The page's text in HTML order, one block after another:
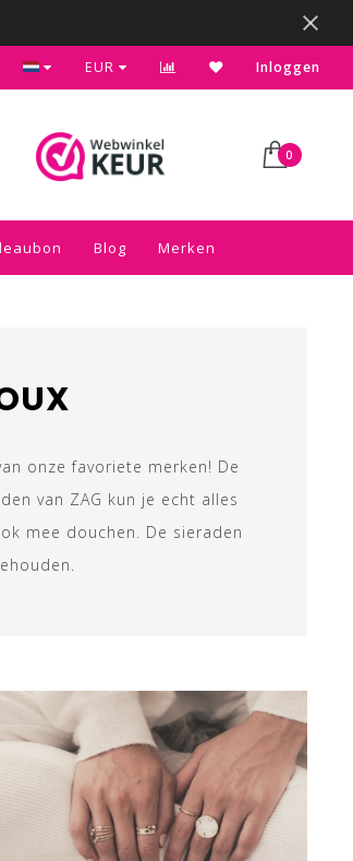
de gratis inpakservice in je winkelwagen
EUR Inloggen
0
Blog Merken
onze favoriete merken! De
van ZAG kun je echt alles
mee douchen. De sieraden